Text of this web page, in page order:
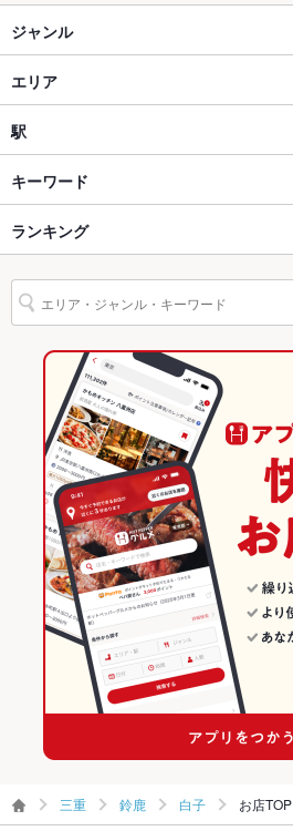
貸切 貸切可
設備
Wi-Fi
バリアフリ
ー
駐車場
カラオケ設
備
TV・プロジ
あり
その他設備 －
その他
飲み放題 あり
食べ放題 なし
焼酎充実
お子様連れ お子様連れOK
ー二次会
－
－
ジャンル
居酒屋
和風
鈴鹿 × 居酒屋
鈴鹿 × 和風
白子駅 × 居酒屋
白子駅 × 和風
エリア
白子
白子 × 居酒屋
白子 × 和風
三重
三重 × 居酒屋
三重 × 和風
駅
白子駅
キーワード
おばんざい
ランキング
三重のグルメランキング
三重の居酒屋ランキング
鈴鹿のグルメランキング
鈴鹿の居酒屋ランキング
白子のグルメランキング
白子の居酒屋ランキング
三重 鈴鹿 白子 お店TOP